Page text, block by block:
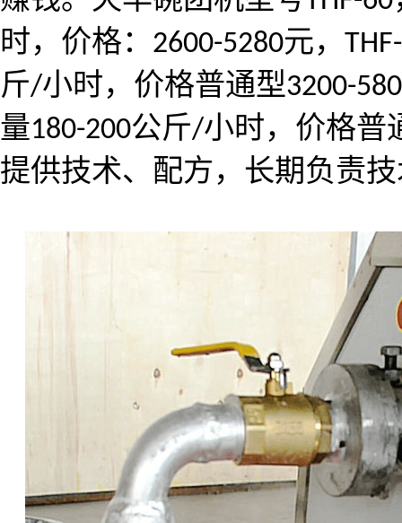
时，价格： 2600-5280元，
斤/小时，价格普通型3200-
量180-200公斤/小时，价格普
提供技术、配方，长期负责